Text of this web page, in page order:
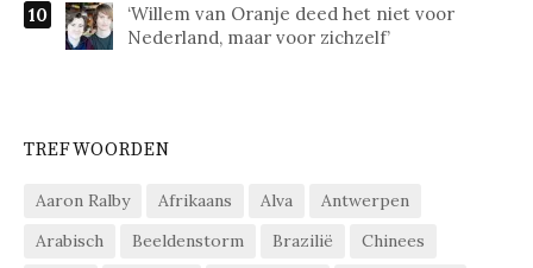
‘Willem van Oranje deed het niet voor
Nederland, maar voor zichzelf’
TREFWOORDEN
Aaron Ralby Afrikaans Alva
Antwerpen
Arabisch
Beeldenstorm Brazilië
Chinees